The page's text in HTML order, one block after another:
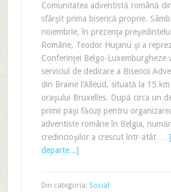
Comunitatea adventistă română
sfârşit prima biserică proprie.
noiembrie, în prezenţa
Române, Teodor Huţanu şi a
Conferinţei Belgo-Luxemburgheze
serviciul de dedicare a Bisericii
din Braine l’Alleud, situată la 15
oraşului Bruxelles. După circa un
primii paşi făcuţi pentru
adventiste române în Belgia,
credincioşilor a crescut într-atât …
departe...]
Din categoria: Social